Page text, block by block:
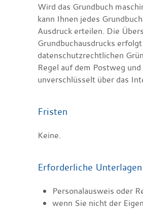
Wird das Grundbuch
kann Ihnen jedes
Ausdruck erteilen. Die
Grundbuchausdrucks erfolgt
datenschutzrechtlichen
Regel auf dem Postweg
unverschlüsselt über das
Fristen
Keine.
Erforderliche Unterlagen
Personalausweis oder
wenn Sie nicht der